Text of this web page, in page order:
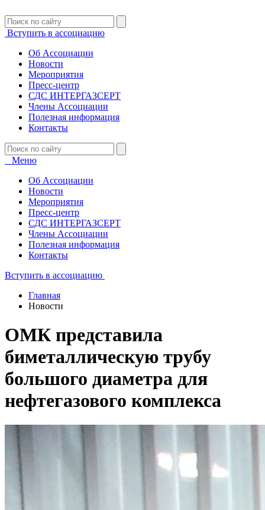
Вступить в ассоциацию
Об Ассоциации
Новости
Мероприятия
Пресс-центр
СДС ИНТЕРГАЗСЕРТ
Члены Ассоциации
Полезная информация
Контакты
Меню
Об Ассоциации
Новости
Мероприятия
Пресс-центр
СДС ИНТЕРГАЗСЕРТ
Члены Ассоциации
Полезная информация
Контакты
Вступить в ассоциацию
Главная
Новости
ОМК представила
биметаллическую трубу
большого диаметра для
нефтегазового комплекса